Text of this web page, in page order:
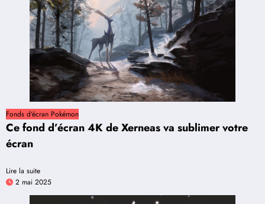
Fonds d'écran Pokémon
Ce fond d’écran 4K de Xerneas va sublimer votre
écran
Lire la suite
2 mai 2025